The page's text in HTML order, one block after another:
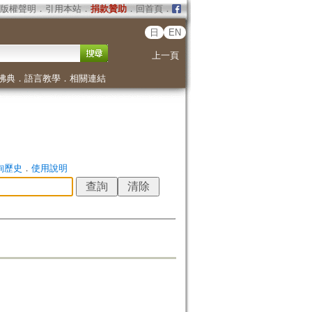
版權聲明 ． 引用本站． 捐款贊助．回首頁．
日 EN
上一頁
典． 語言教學． 相關連結
歷史 ． 使用說明